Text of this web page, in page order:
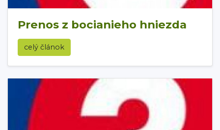
Prenos z bocianieho hniezda
celý článok